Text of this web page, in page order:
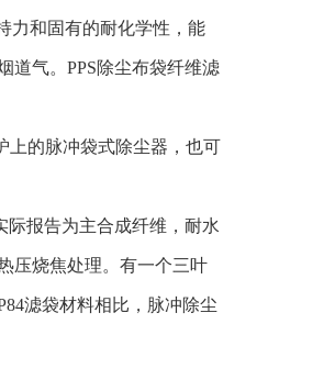
力和固有的耐化学性，能
道气。PPS除尘布袋纤维滤
的脉冲袋式除尘器，也可
报告为主合成纤维，耐水
压烧焦处理。有一个三叶
滤袋材料相比，脉冲除尘